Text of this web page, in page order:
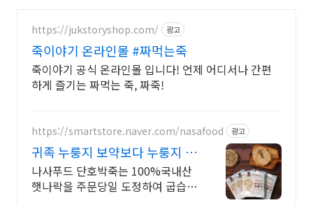
https://jukstoryshop.com/ 광고
죽이야기 온라인몰 #짜먹는죽
죽이야기 공식 온라인몰 입니다! 언제 어디서나 간편
하게 즐기는 짜먹는 죽, 짜죽!
https://smartstore.naver.com/nasafood 광고
귀족 누룽지 보약보다 누룽지 제
대로 만든 진짜 누룽지
나사푸드 단호박죽는 100%국내산
햇나락을 주문당일 도정하여 굽습니